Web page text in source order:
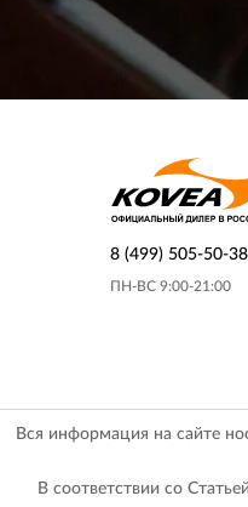
8 (499) 505-50-38
ПН-ВС 9:00-21:00
Вся информация на сайте
В соответствии со